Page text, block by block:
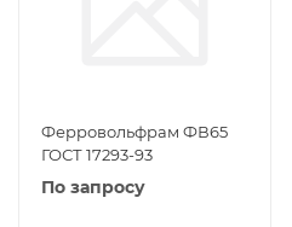
Ферровольфрам ФВ65
ГОСТ 17293-93
По запросу